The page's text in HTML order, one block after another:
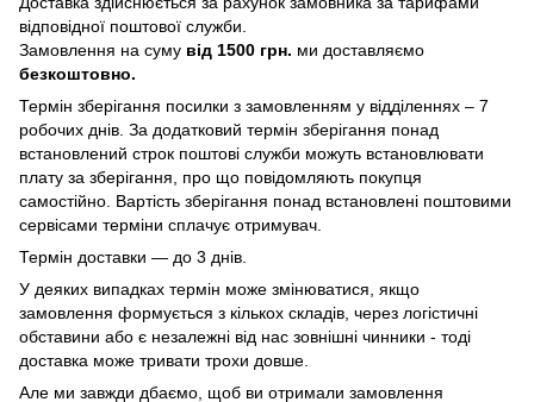
відповідної поштової служби.
Замовлення на суму від 1500 грн. ми доставляємо
безкоштовно.
Термін зберігання посилки з замовленням у відділеннях – 7
робочих днів. За додатковий термін зберігання понад
встановлений строк поштові служби можуть встановлювати
плату за зберігання, про що повідомляють покупця
самостійно. Вартість зберігання понад вcтановлені поштовими
сервісами терміни сплачує отримувач.
Термін доставки — до 3 днів.
У деяких випадках термін може змінюватися, якщо
замовлення формується з кількох складів, через логістичні
обставини або є незалежні від нас зовнішні чинники - тоді
доставка може тривати трохи довше.
Але ми завжди дбаємо, щоб ви отримали замовлення